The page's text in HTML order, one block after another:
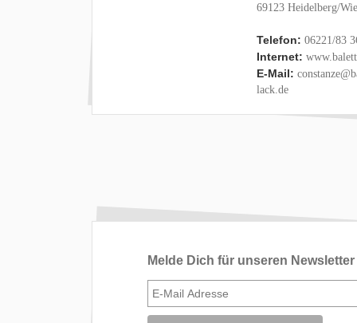
69123 Heidelberg/
Telefon: 06221/83
Internet:
E-Mail:
lack.de
Melde Dich für unseren